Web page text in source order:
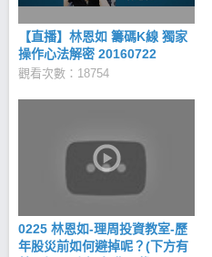
【直播】林恩如 籌碼K線 獨家
操作心法解密 20160722
觀看次數：18754
0225 林恩如-理周投資教室-歷
年股災前如何避掉呢？(下方有